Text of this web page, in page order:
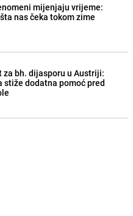
mijenjaju vrijeme:
nas čeka tokom zime
za bh. dijasporu u Austriji:
stiže dodatna pomoć pred